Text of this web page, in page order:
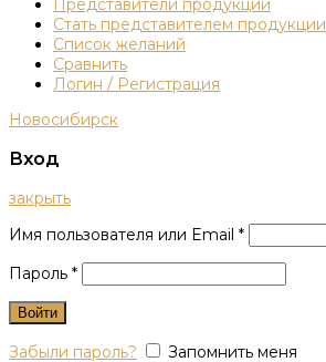
Представители продукции
Стать представителем продукции
Список желаний
Сравнить
Логин / Регистрация
Новосибирск
Вход
закрыть
Имя пользователя или Email *
Пароль *
Войти
Забыли пароль?
Запомнить меня